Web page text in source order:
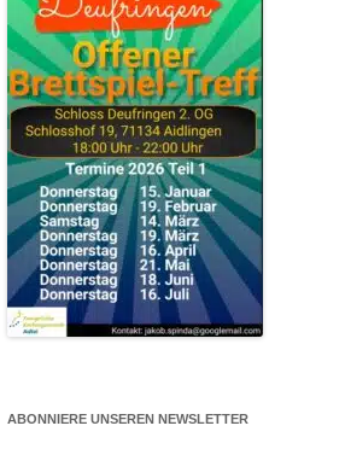
ABONNIERE UNSEREN NEWSLETTER